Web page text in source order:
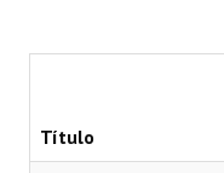
Bloques Políticos
Comisiones Permanentes
Título